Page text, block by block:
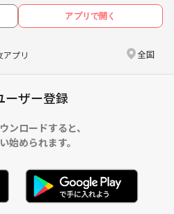
アプリで開く
アプリ 全国
ーザー登録
ンロードすると、
始められます。